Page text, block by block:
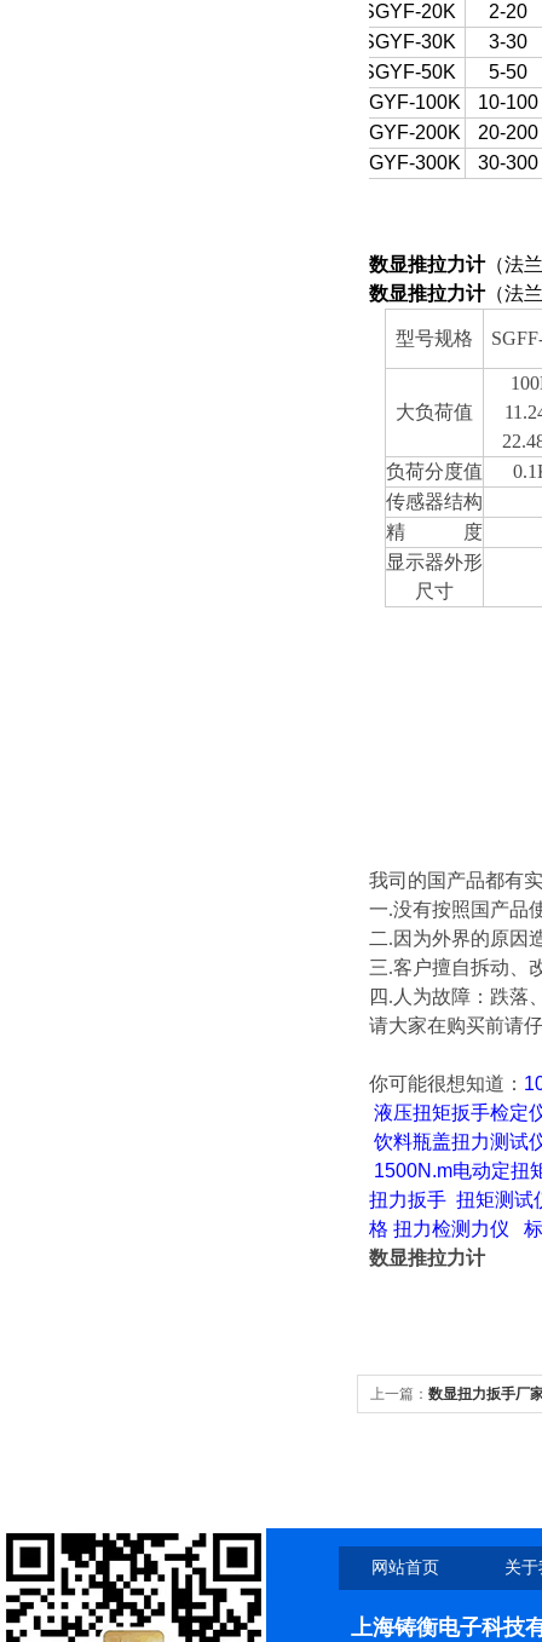
SGYF-20K
2-20
SGYF-30K
3-30
SGYF-50K
5-50
SGYF-100K
10-100
SGYF-200K
20-200
SGYF-300K
30-300
数显推拉力计（法
数显推拉力计（法
型号规格
大负荷值
负荷分度值
传感器结构
精 度
显示器外形
尺寸
我司的国产品都有
一.没有按照国产品
二.因为外界的原因
三.客户擅自拆动、
四.人为故障：跌落
请大家在购买前请
你可能很想知道 ：
液压扭矩扳手检定
饮料瓶盖扭力测试
1500N.m电动定扭
扭力扳手 扭矩测试
格 扭力检测力仪
数显推拉力计
上一篇： 数显扭力扳手厂
网站首页 关
上海铸衡电子科技